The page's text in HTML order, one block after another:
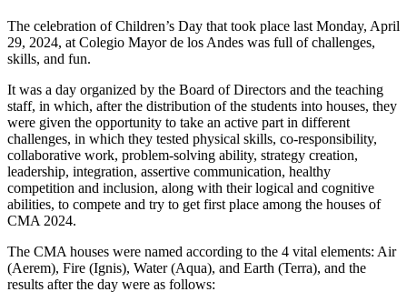
The celebration of Children’s Day that took place last Monday, April
29, 2024, at Colegio Mayor de los Andes was full of challenges,
skills, and fun.
It was a day organized by the Board of Directors and the teaching
staff, in which, after the distribution of the students into houses, they
were given the opportunity to take an active part in different
challenges, in which they tested physical skills, co-responsibility,
collaborative work, problem-solving ability, strategy creation,
leadership, integration, assertive communication, healthy
competition and inclusion, along with their logical and cognitive
abilities, to compete and try to get first place among the houses of
CMA 2024.
The CMA houses were named according to the 4 vital elements: Air
(Aerem), Fire (Ignis), Water (Aqua), and Earth (Terra), and the
results after the day were as follows: